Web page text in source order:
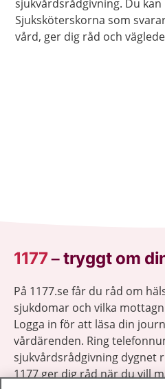
sjukvårdsrådgivning. Du
Sjuksköterskorna som
vård, ger dig råd och
1177–tryggt om
På 1177.se får du råd om
sjukdomar och vilka
Logga in för att läsa din
vårdärenden. Ring
sjukvårdsrådgivning dygnet
1177 ger dig råd när du vill